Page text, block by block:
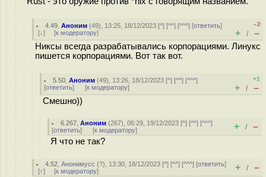
4.49 ,Аноним (49), 13:25, 18/12/2023 [^] [^^] [^^^] [ответить]
[↓] [к модератору]
–2
+ / –
Никсы всегда разрабатывались корпорациями. Линукс
пишется корпорациями. Вот так вот.
5.50 ,Аноним (49), 13:26, 18/12/2023 [^] [^^] [^^^]
[ответить] [к модератору]
+1
+ / –
Смешно))
6.267 ,Аноним (267), 06:29, 19/12/2023 [^] [^^] [^^^]
[ответить] [к модератору] + / –
Я что не так?
4.52 ,Анонимусс (?), 13:30, 18/12/2023 [^] [^^] [^^^] [ответить]
[↑] [к модератору] + / –